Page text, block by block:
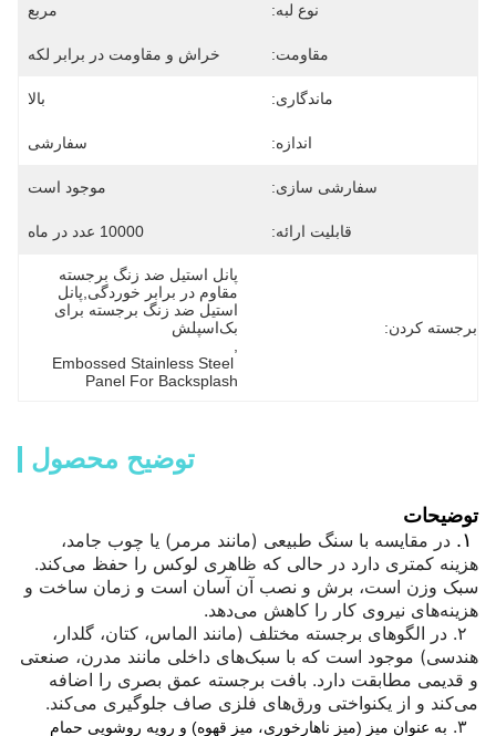
نوع لبه: مربع
مقاومت: خراش و مقاومت در برابر لکه
ماندگاری: بالا
اندازه: سفارشی
سفارشی سازی: موجود است
قابلیت ارائه: 10000 عدد در ماه
برجسته کردن:
بک‌اسپلش
Embossed Stainless Steel
Panel For Backsplash
توضیح محصول
توضیحات
در مقایسه با سنگ طبیعی (مانند مرمر) یا چوب جامد،
هزینه کمتری دارد در حالی که ظاهری لوکس را حفظ می‌کند.
سبک وزن است، برش و نصب آن آسان است و زمان ساخت و
هزینه‌های نیروی کار را کاهش می‌دهد.
در الگوهای برجسته مختلف (مانند الماس، کتان، گلدار،
هندسی) موجود است که با سبک‌های داخلی مانند مدرن، صنعتی
و قدیمی مطابقت دارد. بافت برجسته عمق بصری را اضافه
می‌کند و از یکنواختی ورق‌های فلزی صاف جلوگیری می‌کند.
به عنوان میز (میز ناهارخوری، میز قهوه) و رویه روشویی حمام